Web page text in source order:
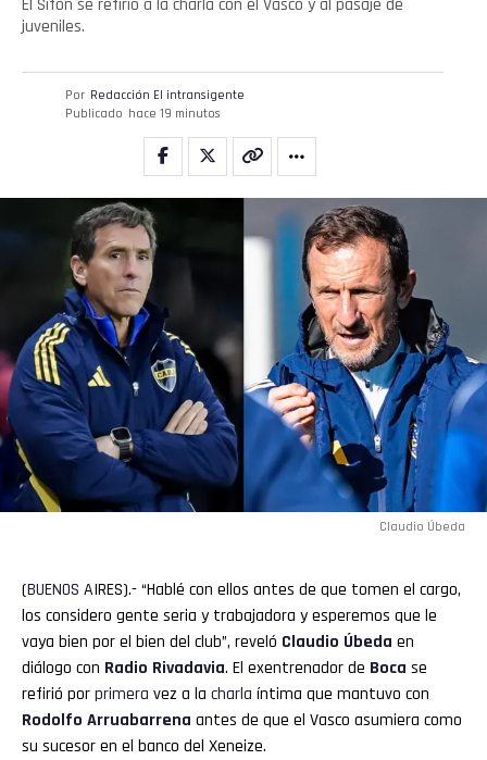
El Sifón se refirió a la charla con el Vasco y al pasaje de
juveniles.
Por Redacción El intransigente
Publicado hace 19 minutos
Claudio Úbeda
(BUENOS AIRES).- “Hablé con ellos antes de que tomen el cargo,
los considero gente seria y trabajadora y esperemos que le
vaya bien por el bien del club”, reveló Claudio Úbeda en
diálogo con Radio Rivadavia. El exentrenador de Boca se
refirió porprimera vez a la charla íntima que mantuvo con
Rodolfo Arruabarrena antes de que el Vasco asumiera como
su sucesor en el banco del Xeneize.